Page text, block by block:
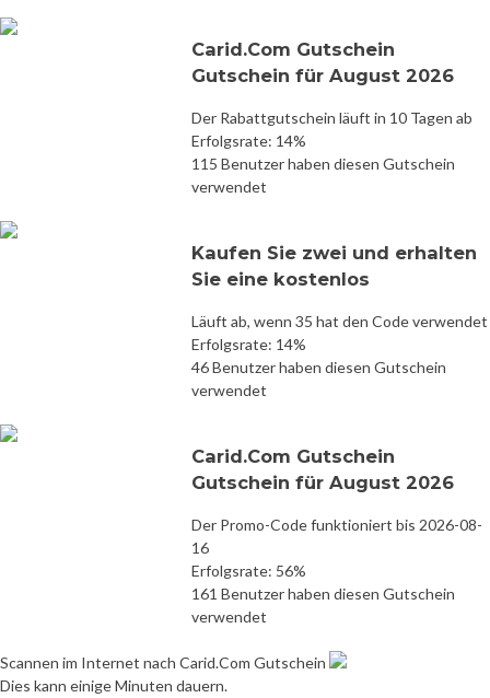
Carid.Com Gutschein
Gutschein für August 2026
Der Rabattgutschein läuft in 10 Tagen ab
Erfolgsrate: 14%
115 Benutzer haben diesen Gutschein
verwendet
Kaufen Sie zwei und erhalten
Sie eine kostenlos
Läuft ab, wenn 35 hat den Code verwendet
Erfolgsrate: 14%
46 Benutzer haben diesen Gutschein
verwendet
Carid.Com Gutschein
Gutschein für August 2026
Der Promo-Code funktioniert bis 2026-08-
16
Erfolgsrate: 56%
161 Benutzer haben diesen Gutschein
verwendet
Scannen im Internet nach Carid.Com Gutschein
Dies kann einige Minuten dauern.